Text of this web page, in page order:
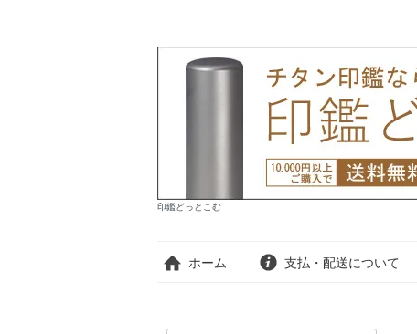
印鑑どっとこむ
ホーム 支払・配送について